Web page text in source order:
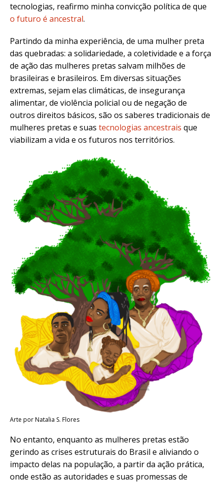
tecnologias, reafirmo minha convicção política de que
o futuro é ancestral.
Partindo da minha experiência, de uma mulher preta
das quebradas: a solidariedade, a coletividade e a força
de ação das mulheres pretas salvam milhões de
brasileiras e brasileiros. Em diversas situações
extremas, sejam elas climáticas, de insegurança
alimentar, de violência policial ou de negação de
outros direitos básicos, são os saberes tradicionais de
mulheres pretas e suas tecnologias ancestrais que
viabilizam a vida e os futuros nos territórios.
Arte por Natalia S. Flores
No entanto, enquanto as mulheres pretas estão
gerindo as crises estruturais do Brasil e aliviando o
impacto delas na população, a partir da ação prática,
onde estão as autoridades e suas promessas de